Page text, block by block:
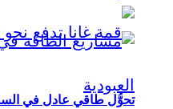
تحوُّل طاقي عادل في